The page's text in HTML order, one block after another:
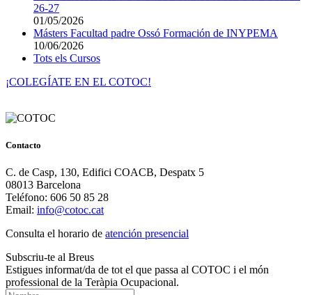
26-27
01/05/2026
Másters Facultad padre Ossó Formación de INYPEMA
10/06/2026
Tots els Cursos
¡COLEGÍATE EN EL COTOC!
Contacto
C. de Casp, 130, Edifici COACB, Despatx 5
08013 Barcelona
Teléfono: 606 50 85 28
Email: info@cotoc.cat
Consulta el horario de atención presencial
Subscriu-te al Breus
Estigues informat/da de tot el que passa al COTOC i el món
professional de la Teràpia Ocupacional.